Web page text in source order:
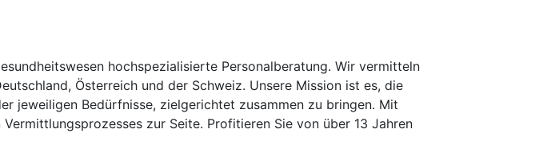
hochspezialisierte Personalberatung. Wir vermitteln
Österreich und der Schweiz. Unsere Mission ist es, die
jeweiligen Bedürfnisse, zielgerichtet zusammen zu bringen. Mit
zur Seite. Profitieren Sie von über 13 Jahren